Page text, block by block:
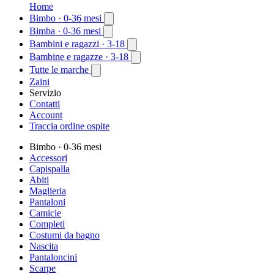
Home
Bimbo · 0-36 mesi
Bimba · 0-36 mesi
Bambini e ragazzi · 3-18
Bambine e ragazze · 3-18
Tutte le marche
Zaini
Servizio
Contatti
Account
Traccia ordine ospite
Bimbo · 0-36 mesi
Accessori
Capispalla
Abiti
Maglieria
Pantaloni
Camicie
Completi
Costumi da bagno
Nascita
Pantaloncini
Scarpe